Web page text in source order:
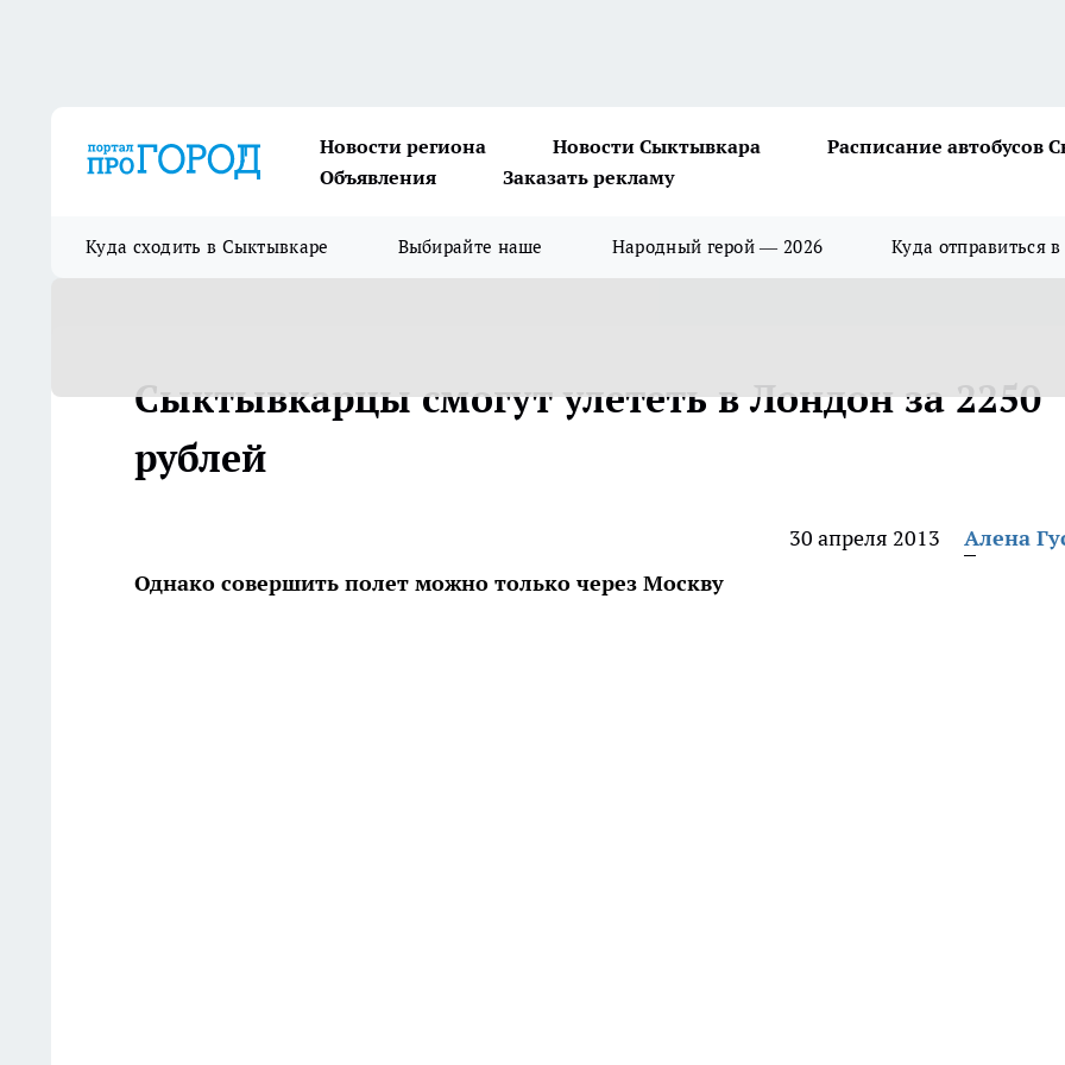
Новости региона Новости Сыктывкара
Расписание автобусов
Объявления
Заказать рекламу
Куда сходить в Сыктывкаре Выбирайте наше Народный герой — 2026 Куда отправиться в
Сыктывкарцы смогут улететь в Лондон за 2250
рублей
30 апреля 2013
Алена
Однако совершить полет можно только через Москву